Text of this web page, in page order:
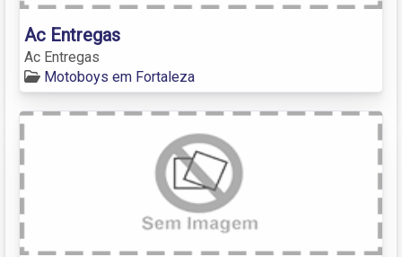
Ac Entregas
Ac Entregas
Motoboys em Fortaleza